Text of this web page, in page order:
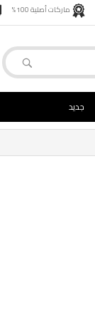
ماركات أصلية 100%
جديد